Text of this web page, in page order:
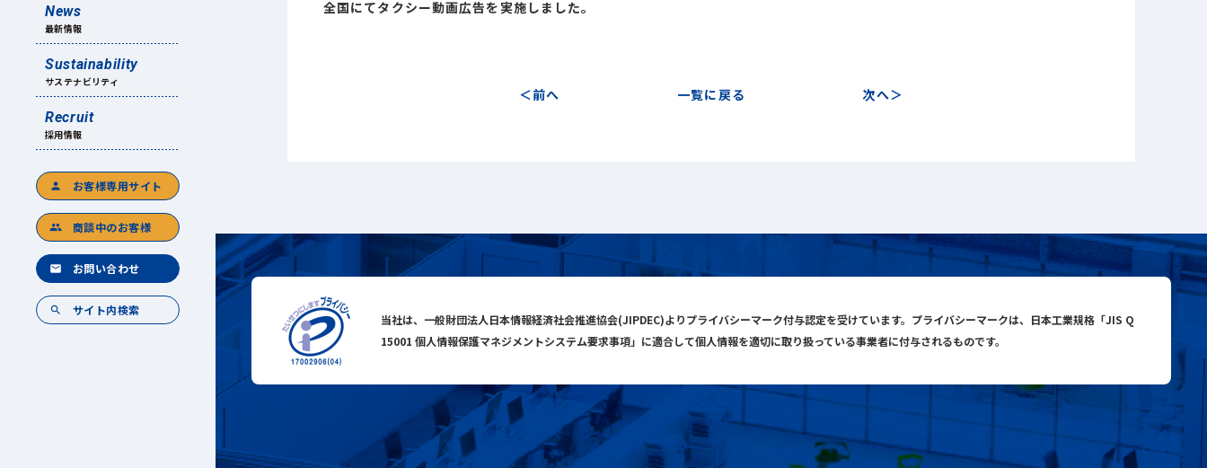
News
最新情報
Sustainability
サステナビリティ
Recruit
採用情報
person お客様専用サイト
group 商談中のお客様
mail お問い合わせ
search サイト内検索
全国にてタクシー動画広告を実施しました。
前へ 一覧に戻る 次へ
当社は、一般財団法人日本情報経済社会推進協会(JIPDEC)よりプライバシーマーク付与認定を受けています。プライバシーマークは、日本工業規格「JIS Q
15001 個人情報保護マネジメントシステム要求事項」に適合して個人情報を適切に取り扱っている事業者に付与されるものです。